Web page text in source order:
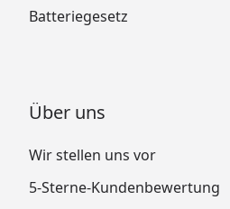
Batteriegesetz
Über uns
Wir stellen uns vor
5-Sterne-Kundenbewertung